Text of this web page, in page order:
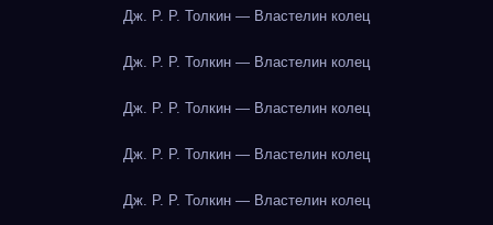
Дж. Р. Р. Толкин — Властелин колец
Дж. Р. Р. Толкин — Властелин колец
Дж. Р. Р. Толкин — Властелин колец
Дж. Р. Р. Толкин — Властелин колец
Дж. Р. Р. Толкин — Властелин колец